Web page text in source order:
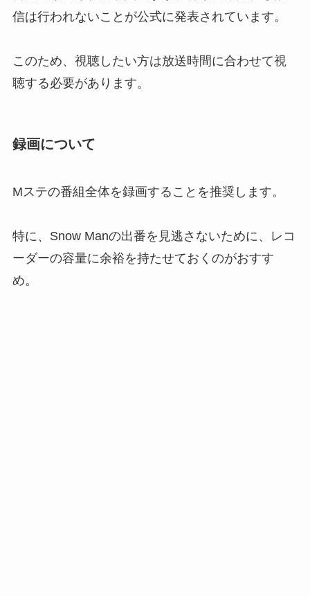
信は行われないことが公式に発表されています。
このため、視聴したい方は放送時間に合わせて視
聴する必要があります。
録画について
Mステの番組全体を録画することを推奨します。
特に、Snow Manの出番を見逃さないために、レコ
ーダーの容量に余裕を持たせておくのがおすす
め。